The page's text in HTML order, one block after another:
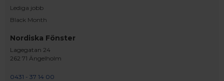
Lediga jobb
Black Month
Nordiska Fönster
Lagegatan 24
262 71 Ängelholm
0431 - 37 14 00